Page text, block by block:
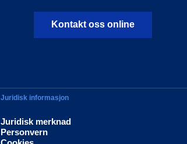
Kontakt oss online
Juridisk informasjon
Juridisk merknad
Personvern